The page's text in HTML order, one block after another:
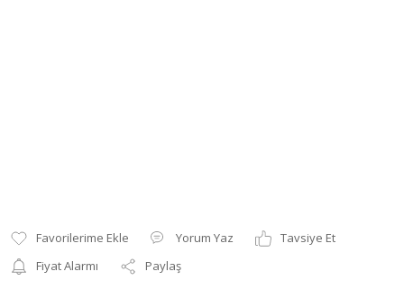
Yorum Yaz
Tavsiye Et
Fiyat Alarmı
Paylaş